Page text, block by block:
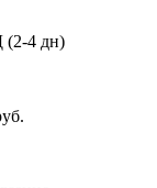
(2-4 дн)